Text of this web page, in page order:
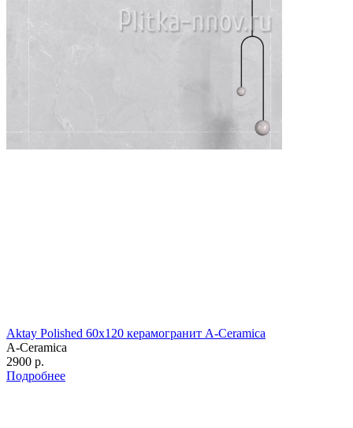
Aktay Polished 60х120 керамогранит A-Ceramica
A-Ceramica
2900 р.
Подробнее